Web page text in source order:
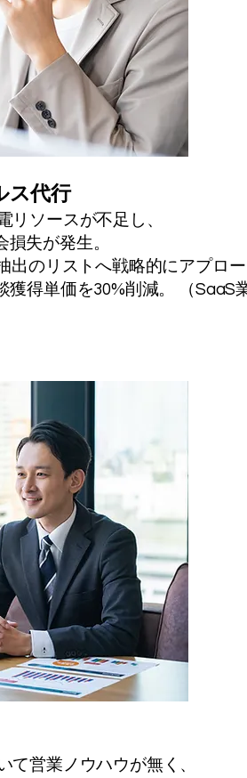
ス代行
リソースが不足し、
損失が発生。
出のリストへ戦略的にアプロ
獲得単価を30%削減。 （SaaS
て営業ノウハウが無く、